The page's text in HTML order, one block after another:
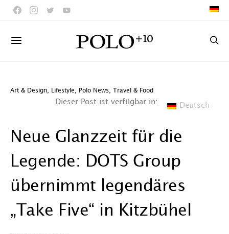
Art & Design Lifestyle Polo News Travel & Food
Dieser Post ist verfügbar in: Deutsch
Neue Glanzzeit für die
Legende: DOTS Group
übernimmt legendäres
„Take Five“ in Kitzbühel